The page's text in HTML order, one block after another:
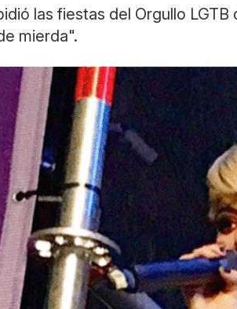
las fiestas del Orgullo
mierda".